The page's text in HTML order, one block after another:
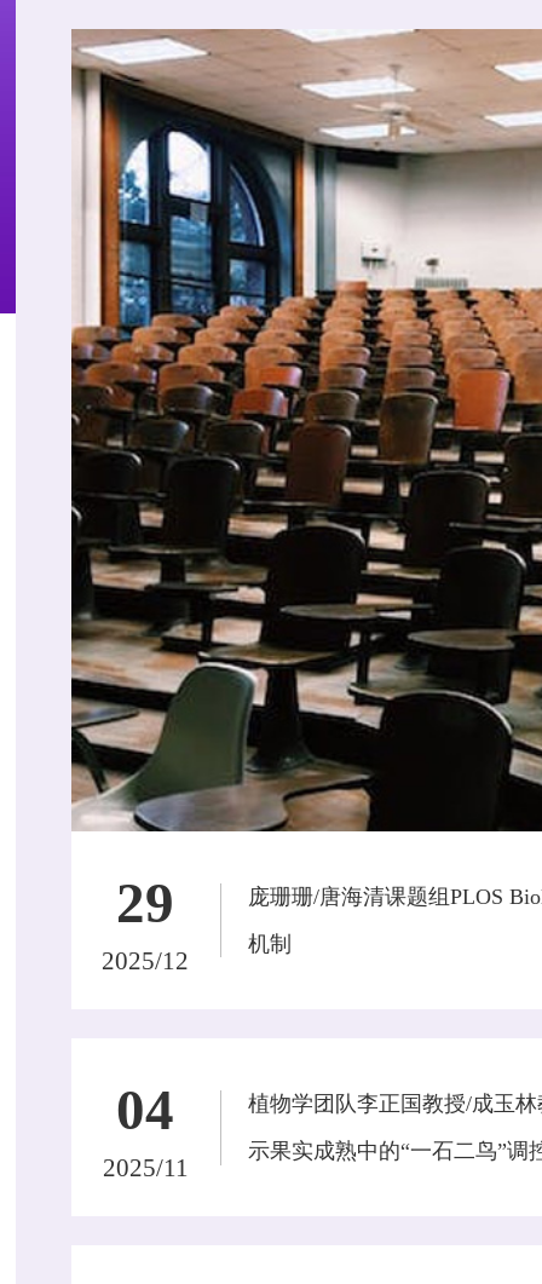
29
2025/12
庞珊珊/唐海清课题组PLOS
机制
04
2025/11
植物学团队李正国教授/成玉林
示果实成熟中的“一石二鸟”调